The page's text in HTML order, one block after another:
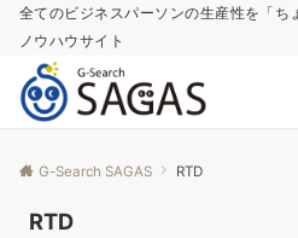
全てのビジネスパーソンの生産性を「ち
ノウハウサイト
G-Search SAGAS RTD
RTD